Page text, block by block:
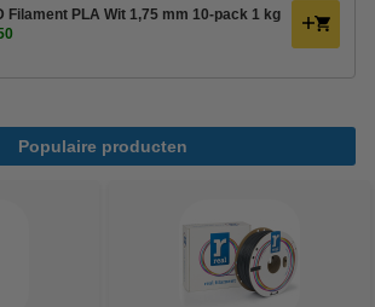
Filament PLA Wit 1,75 mm 10-pack 1 kg
Populaire producten